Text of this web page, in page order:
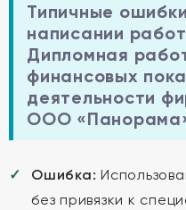
Типичные
написании
Дипломная
финансовых
деятельности
ООО
Ошибка:
без привязки к